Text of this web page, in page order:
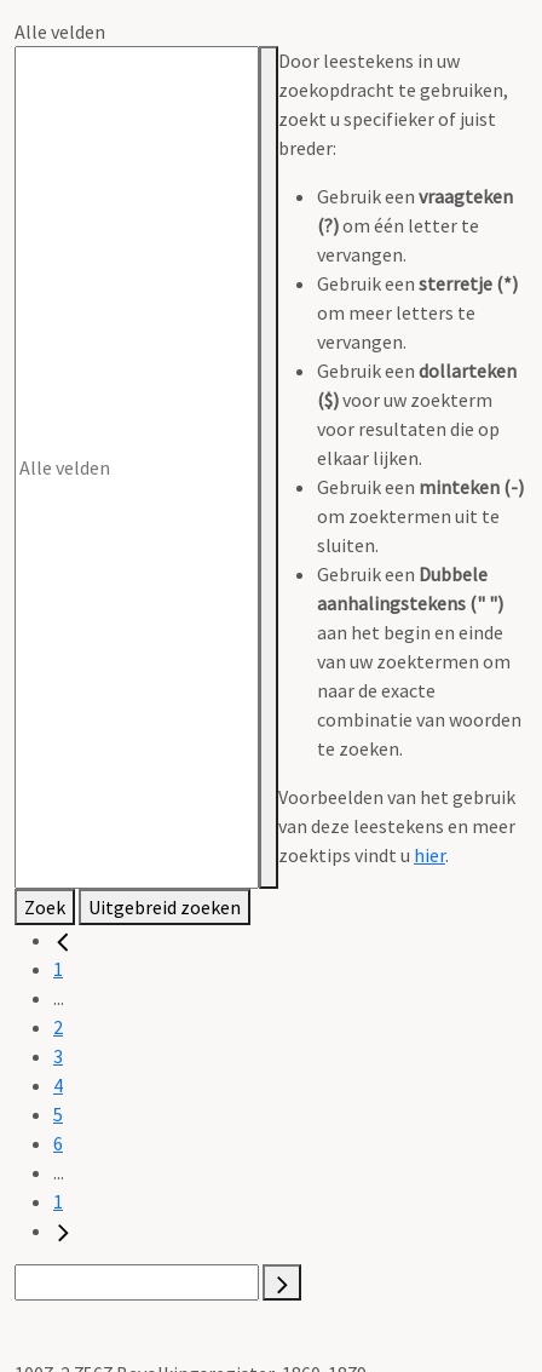
Alle velden
Door leestekens in uw
zoekopdracht te gebruiken,
zoekt u specifieker of juist
breder:
Gebruik een vraagteken
(?)om één letter te
vervangen.
Gebruik een sterretje (*)
om meer letters te
vervangen.
Gebruik een dollarteken
($)voor uw zoekterm
voor resultaten die op
elkaar lijken.
Gebruik een minteken (-)
om zoektermen uit te
sluiten.
Gebruik een Dubbele
aanhalingstekens (" ")
aan het begin en einde
van uw zoektermen om
naar de exacte
combinatie van woorden
te zoeken.
Voorbeelden van het gebruik
van deze leestekens en meer
zoektips vindt u hier.
Zoek Uitgebreid zoeken
1
...
2
3
4
5
6
...
1